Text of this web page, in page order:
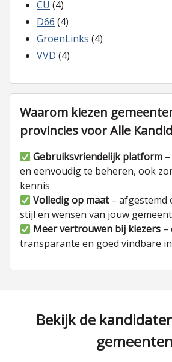
CU (4)
D66 (4)
GroenLinks (4)
VVD (4)
Waarom kiezen
provincies voor Alle
Gebruiksvriendelijk platform
en eenvoudig te beheren, ook
kennis
Volledig op maat– afgestemd
stijl en wensen van jouw
Meer vertrouwen bij kiezers –
transparante en goed vindbare
Bekijk de
gemeenten